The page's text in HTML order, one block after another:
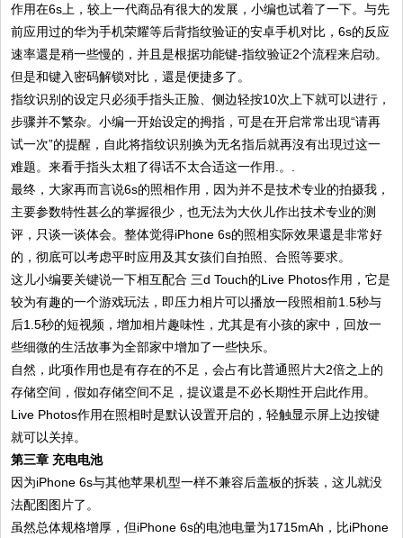
作用在6s上，较上一代商品有很大的发展，小编也试着了一下。与先
前应用过的华为手机荣耀等后背指纹验证的安卓手机对比，6s的反应
速率還是稍一些慢的，并且是根据功能键-指纹验证2个流程来启动。
但是和键入密码解锁对比，還是便捷多了。
指纹识别的设定只必须手指头正脸、侧边轻按10次上下就可以进行，
步骤并不繁杂。小编一开始设定的拇指，可是在开启常常出現“请再
试一次”的提醒，自此将指纹识别换为无名指后就再沒有出現过这一
难题。来看手指头太粗了得话不太合适这一作用.。.
最终，大家再而言说6s的照相作用，因为并不是技术专业的拍摄我，
主要参数特性甚么的掌握很少，也无法为大伙儿作出技术专业的测
评，只谈一谈体会。整体觉得iPhone 6s的照相实际效果還是非常好
的，彻底可以考虑平时应用及其女孩们自拍照、合照等要求。
这儿小编要关键说一下相互配合 三d Touch的Live Photos作用，它是
较为有趣的一个游戏玩法，即压力相片可以播放一段照相前1.5秒与
后1.5秒的短视频，增加相片趣味性，尤其是有小孩的家中，回放一
些细微的生活故事为全部家中增加了一些快乐。
自然，此项作用也是有存在的不足，会占有比普通照片大2倍之上的
存储空间，假如存储空间不足，提议還是不必长期性开启此作用。
Live Photos作用在照相时是默认设置开启的，轻触显示屏上边按键
就可以关掉。
第三章 充电电池
因为iPhone 6s与其他苹果机型一样不兼容后盖板的拆装，这儿就没
法配图图片了。
虽然总体规格增厚，但iPhone 6s的电池电量为1715mAh，比iPhone